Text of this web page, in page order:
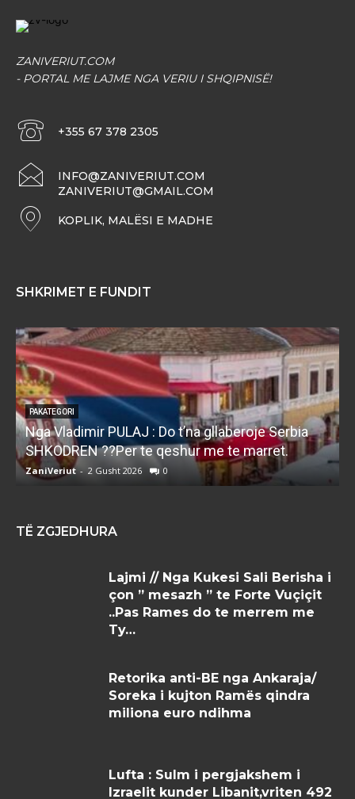
ZANIVERIUT.COM
- PORTAL ME LAJME NGA VERIU I SHQIPNISË!
+355 67 378 2305
INFO@ZANIVERIUT.COM
ZANIVERIUT@GMAIL.COM
KOPLIK, MALËSI E MADHE
SHKRIMET E FUNDIT
PAKATEGORI
Nga Vladimir PULAJ : Do t’na gllaberoje Serbia
SHKODREN ??Per te qeshur me te marret.
ZaniVeriut - 2 Gusht 2026 0
TË ZGJEDHURA
Lajmi // Nga Kukesi Sali Berisha i
çon ” mesazh ” te Forte Vuçiçit
..Pas Rames do te merrem me
Ty…
Retorika anti-BE nga Ankaraja/
Soreka i kujton Ramës qindra
miliona euro ndihma
Lufta : Sulm i pergjakshem i
Izraelit kunder Libanit,vriten 492